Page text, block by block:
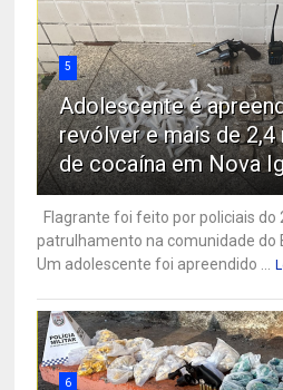
5
Adolescente é
revólver e mais de
de cocaína em Nova
Flagrante foi feito por policiais do
patrulhamento na comunidade do
Um adolescente foi apreendido ...
6